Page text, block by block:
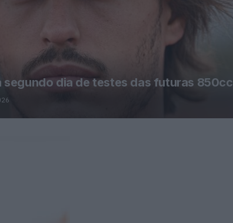
segundo dia de testes das futuras 850cc